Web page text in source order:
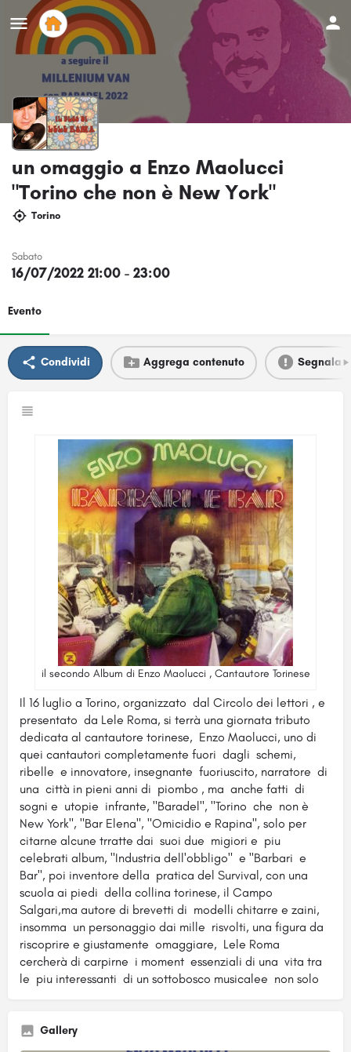
un omaggio a Enzo Maolucci
"Torino che non è New York"
Torino
Sabato
16/07/2022 21:00 - 23:00
Evento
Condividi Aggrega contenuto Segnala
il secondo Album di Enzo Maolucci , Cantautore Torinese
Il 16 luglio a Torino, organizzato dal Circolo dei lettori , e
presentato da Lele Roma, si terrà una giornata tributo
dedicata al cantautore torinese, Enzo Maolucci, uno di
quei cantautori completamente fuori dagli schemi,
ribelle e innovatore, insegnante fuoriuscito, narratore di
una città in pieni anni di piombo , ma anche fatti di
sogni e utopie infrante, "Baradel", "Torino che non è
New York", "Bar Elena", "Omicidio e Rapina", solo per
citarne alcune trratte dai suoi due migiori e piu
celebrati album, "Industria dell'obbligo" e "Barbari e
Bar", poi inventore della pratica del Survival, con una
scuola ai piedi della collina torinese, il Campo
Salgari,ma autore di brevetti di modelli chitarre e zaini,
insomma un personaggio dai mille risvolti, una figura da
riscoprire e giustamente omaggiare, Lele Roma
cercherà di carpirne i moment essenziali di una vita tra
le piu interessanti di un sottobosco musicalee non solo
Gallery